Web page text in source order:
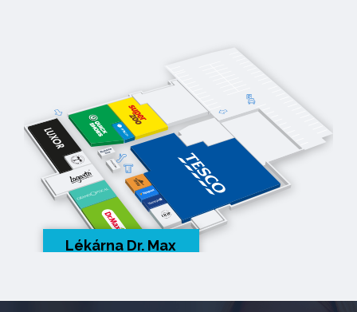
Lékárna Dr. Max